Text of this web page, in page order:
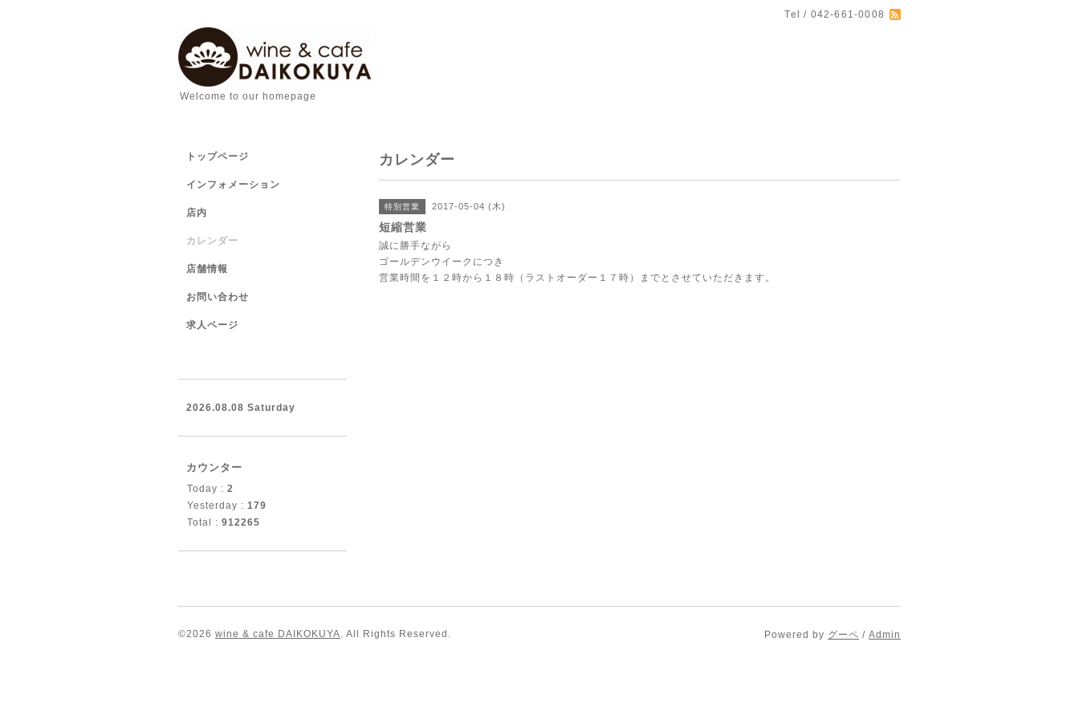
Tel / 042-661-0008
Welcome to our homepage
カレンダー
特別営業 2017-05-04 (木)
短縮営業
誠に勝手ながら
ゴールデンウイークにつき
営業時間を１２時から１８時（ラストオーダー１７時）までとさせていただきます。
トップページ
インフォメーション
店内
カレンダー
店舗情報
お問い合わせ
求人ページ
2026.08.08 Saturday
カウンター
Today : 2
Yesterday : 179
Total : 912265
©2026 wine & cafe DAIKOKUYA. All Rights Reserved. Powered by グーペ / Admin